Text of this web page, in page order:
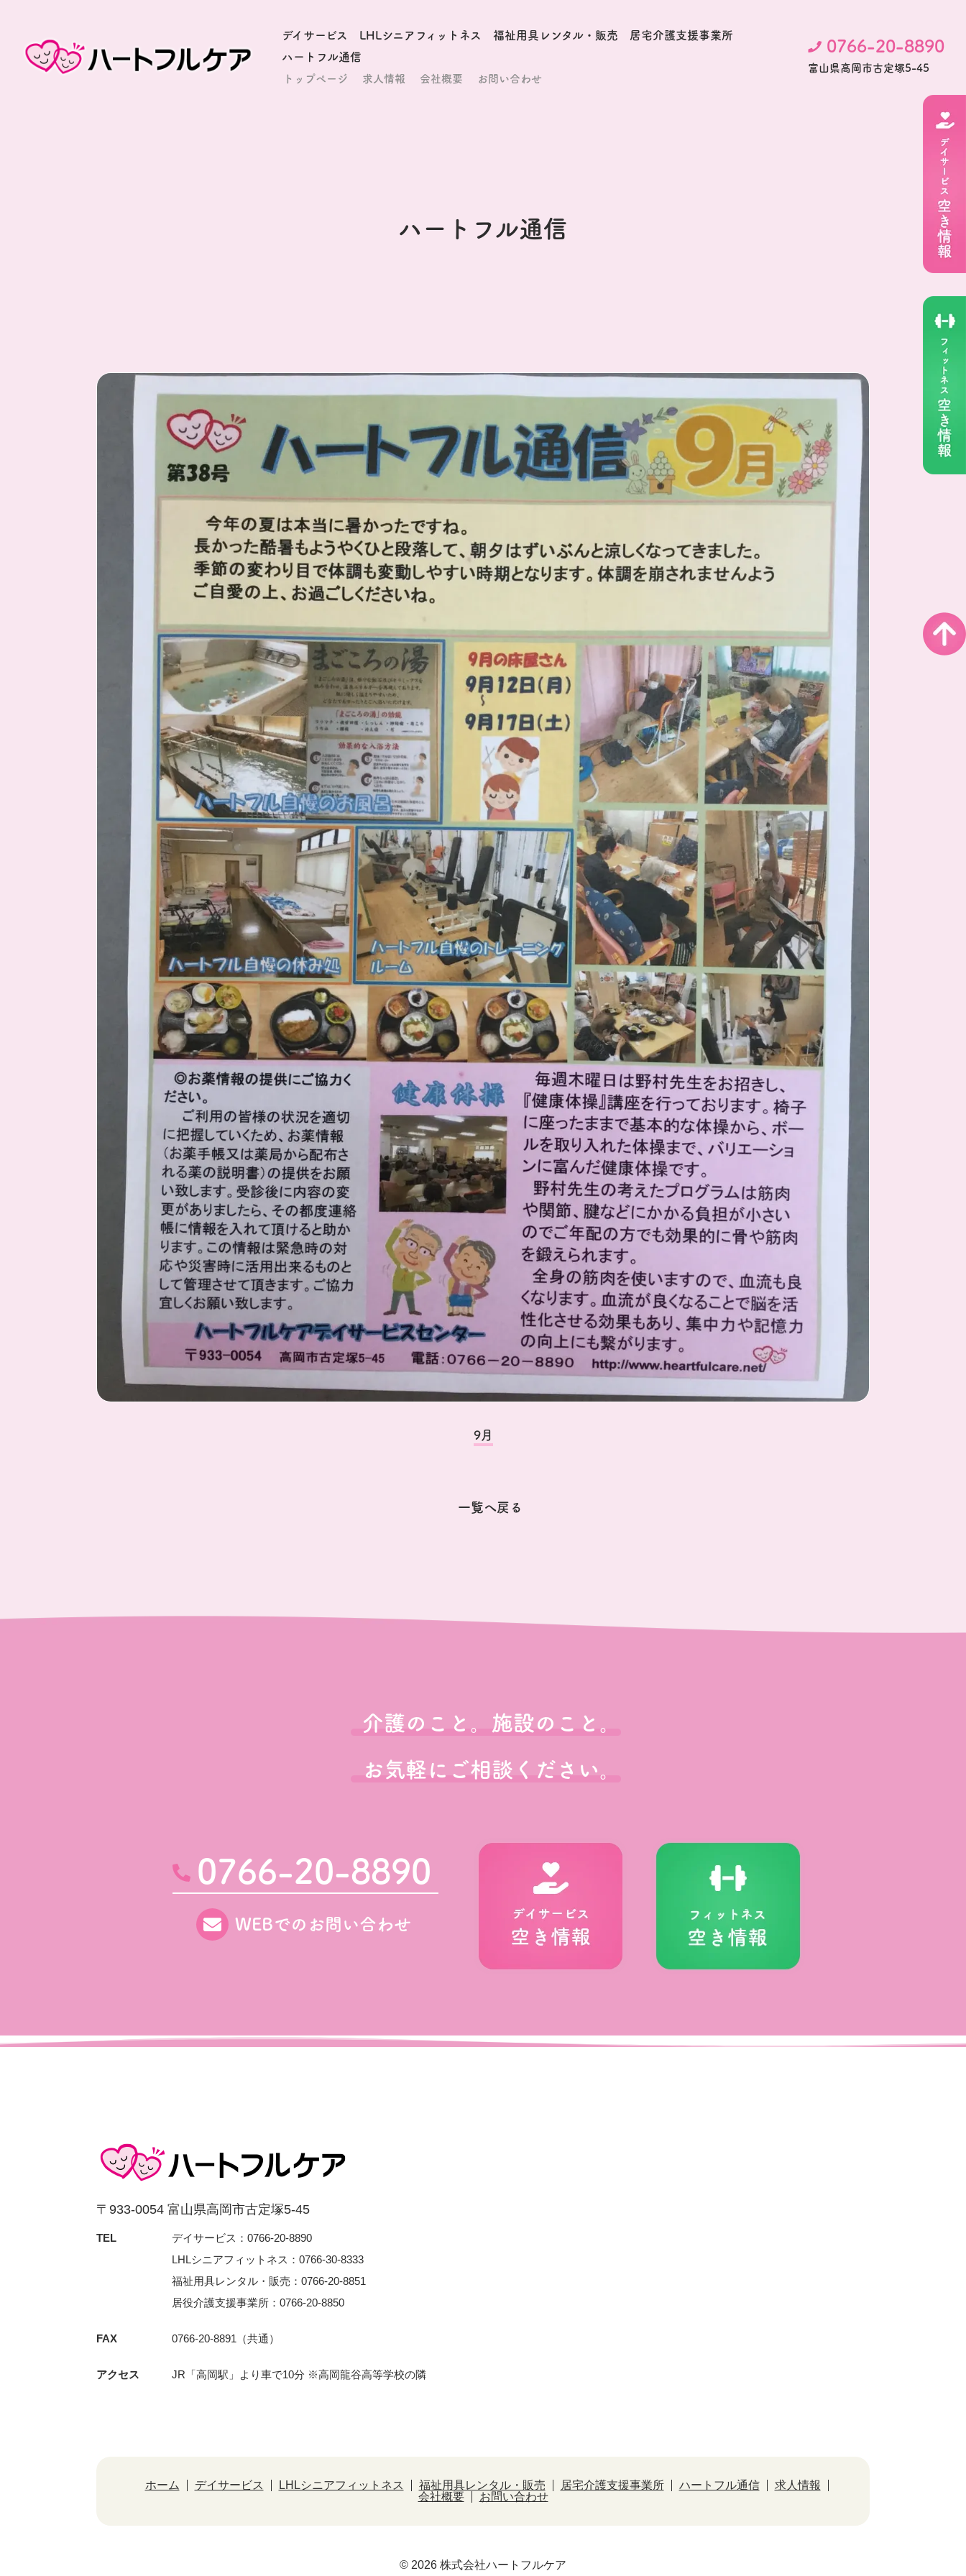
デイサービス LHLシニアフィットネス 福祉用具レンタル・販売
居宅介護支援事業所
ハートフル通信
トップページ 求人情報 会社概要 お問い合わせ
0766-20-8890
富⼭県⾼岡市古定塚5-45
ハートフル通信
9月
一覧へ戻る
介護のこと。施設のこと。
お気軽にご相談ください。
0766-20-8890
WEBでのお問い合わせ
〒933-0054 富⼭県⾼岡市古定塚5-45
TEL
デイサービス：0766-20-8890
LHLシニアフィットネス：0766-30-8333
福祉用具レンタル・販売：0766-20-8851
居役介護支援事業所：0766-20-8850
FAX 0766-20-8891（共通）
アクセス JR「⾼岡駅」より⾞で10分 ※⾼岡⿓⾕⾼等学校の隣
ホーム デイサービス LHLシニアフィットネス 福祉用具レンタル・販売 居宅介護支援事業所 ハートフル通信
求人情報
会社概要
お問い合わせ
© 2026 株式会社ハートフルケア